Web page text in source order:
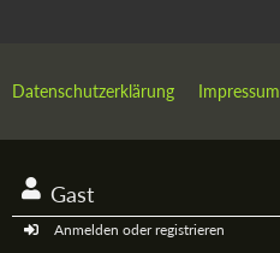
Datenschutzerklärung Impressum
Gast
Anmelden oder registrieren